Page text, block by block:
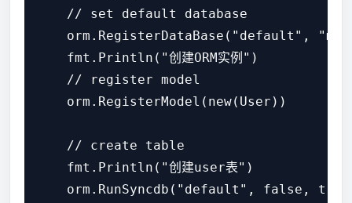
    // set default database
orm.RegisterDataBase("default",
    fmt.Println("创建ORM实例")
    // register model
    orm.RegisterModel(new(User))
    // create table
    fmt.Println("创建user表")
orm.RunSyncdb("default", false,